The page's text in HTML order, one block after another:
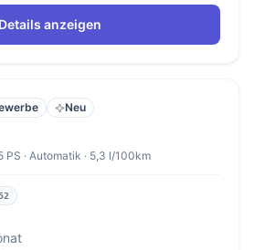
Details anzeigen
Neu
PS · Automatik · 5,3 l/100km